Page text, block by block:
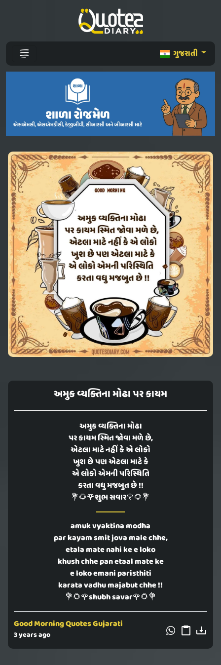
ગુજરાતી
અમુક વ્યક્તિના મોઢા પર કાયમ
અમુક વ્યક્તિના મોઢા
પર કાયમ સ્મિત જોવા મળે છે,
એટલા માટે નહીં કે એ લોકો
ખુશ છે પણ એટલા માટે કે
એ લોકો એમની પરિસ્થિતિ
કરતા વધુ મજબુત છે !!
💐🌻🌹શુભ સવાર🌹🌻💐
amuk vyaktina modha
par kayam smit jova male chhe,
etala mate nahi ke e loko
khush chhe pan etaal mate ke
e loko emani paristhiti
karata vadhu majabut chhe !!
💐🌻🌹shubh savar🌹🌻💐
Good Morning Quotes Gujarati
3 years ago